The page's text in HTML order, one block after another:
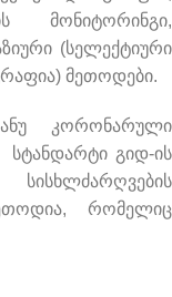
მონიტორინგი,
(სელექტიური
მეთოდები.
კორონარული
სტანდარტი გიდ-ის
რომელიც